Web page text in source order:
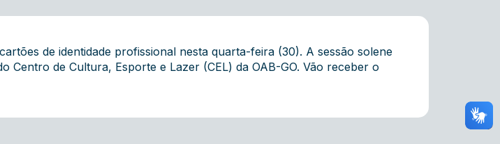
de identidade profissional nesta quarta-feira (30). A sessão solene
Centro de Cultura, Esporte e Lazer (CEL) da OAB-GO. Vão receber o